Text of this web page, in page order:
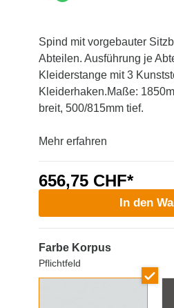
Spind mit vorgebauter
Abteilen. Ausführung je
Kleiderstange mit 3
Kleiderhaken.Maße:
breit, 500/815mm tief.
Mehr erfahren
656,75 CHF*
In den
Farbe Korpus
Pflichtfeld